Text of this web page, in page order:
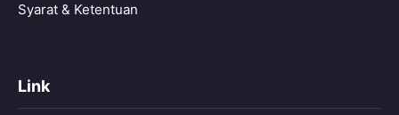
Syarat & Ketentuan
Link